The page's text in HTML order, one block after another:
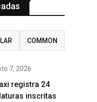
COMMON
7, 2026
registra 24
inscritas